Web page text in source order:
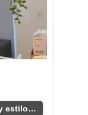
Lámpara colgante con plantas y estilo industrial